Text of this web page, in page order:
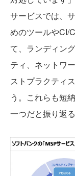
サービスでは、
めのツールやCI/
て、ランディン
ティ、ネットワ
ストプラクティ
う。これらも短
一つだと振り返る